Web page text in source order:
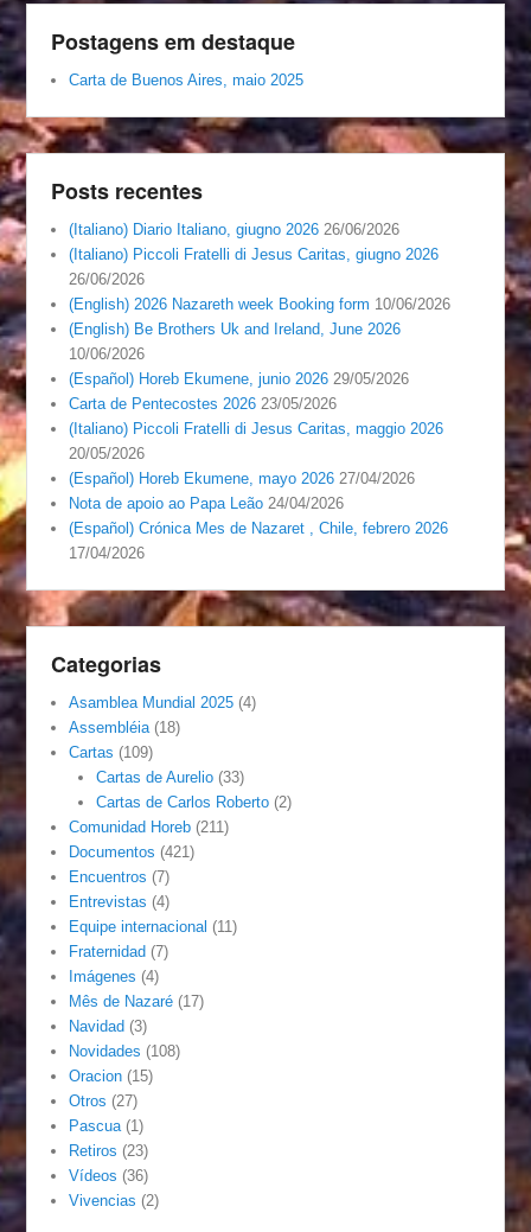
Postagens em destaque
Carta de Buenos Aires, maio 2025
Posts recentes
(Italiano) Diario Italiano, giugno 2026 26/06/2026
(Italiano) Piccoli Fratelli di Jesus Caritas, giugno 2026
26/06/2026
(English) 2026 Nazareth week Booking form 10/06/2026
(English) Be Brothers Uk and Ireland, June 2026
10/06/2026
(Español) Horeb Ekumene, junio 2026 29/05/2026
Carta de Pentecostes 2026 23/05/2026
(Italiano) Piccoli Fratelli di Jesus Caritas, maggio 2026
20/05/2026
(Español) Horeb Ekumene, mayo 2026 27/04/2026
Nota de apoio ao Papa Leão 24/04/2026
(Español) Crónica Mes de Nazaret , Chile, febrero 2026
17/04/2026
Categorias
Asamblea Mundial 2025 (4)
Assembléia (18)
Cartas (109)
Cartas de Aurelio(33)
Cartas de Carlos Roberto(2)
Comunidad Horeb (211)
Documentos (421)
Encuentros (7)
Entrevistas (4)
Equipe internacional (11)
Fraternidad (7)
Imágenes (4)
Mês de Nazaré (17)
Navidad (3)
Novidades (108)
Oracion (15)
Otros (27)
Pascua (1)
Retiros (23)
Vídeos (36)
Vivencias (2)